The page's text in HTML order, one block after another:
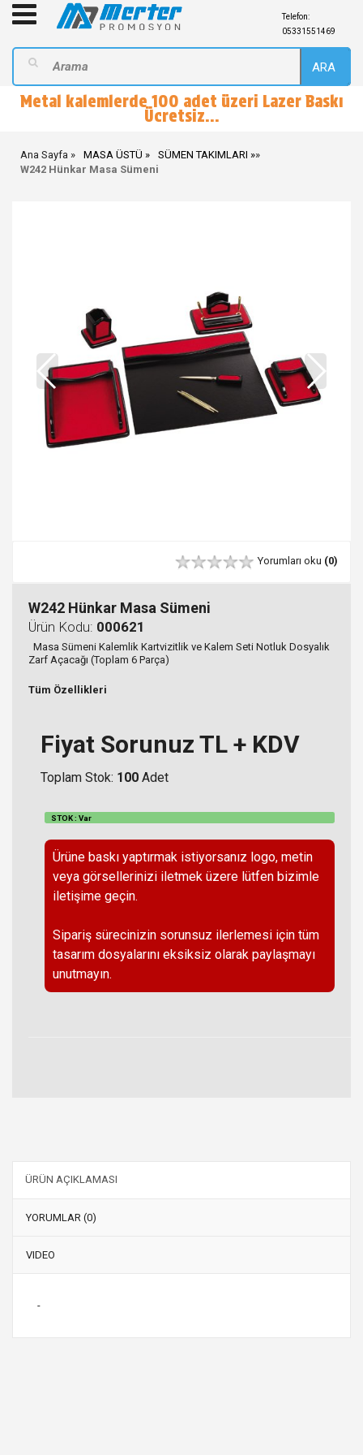
Telefon:
05331551469
ARA
Metal kalemlerde 100 adet üzeri Lazer Baskı
Ücretsiz...
Ana Sayfa MASA ÜSTÜ »
SÜMEN TAKIMLARI
W242 Hünkar Masa Sümeni
Yorumları oku (0)
W242 Hünkar Masa Sümeni
Ürün Kodu: 000621
Masa Sümeni Kalemlik Kartvizitlik ve Kalem Seti Notluk Dosyalık
Zarf Açacağı (Toplam 6 Parça)
Tüm Özellikleri
Fiyat Sorunuz TL + KDV
Toplam Stok: 100 Adet
STOK : Var
Ürüne baskı yaptırmak istiyorsanız logo, metin
veya görsellerinizi iletmek üzere lütfen bizimle
iletişime geçin.
Sipariş sürecinizin sorunsuz ilerlemesi için tüm
tasarım dosyalarını eksiksiz olarak paylaşmayı
unutmayın.
ÜRÜN AÇIKLAMASI
YORUMLAR (0)
VIDEO
-